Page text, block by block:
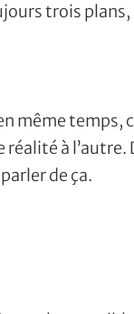
trois plans,
même
réalité à
de ça.